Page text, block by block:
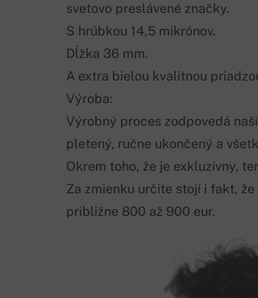
svetovo preslávené značky.
S hrúbkou 14,5 mikrónov.
Dĺžka 36 mm.
A extra bielou kvalitnou
Výroba:
Výrobný proces zodpovedá
pletený, ručne ukončený a
Okrem toho, že je exkluzívny,
Za zmienku určite stojí i fakt,
približne 800 až 900 eur.